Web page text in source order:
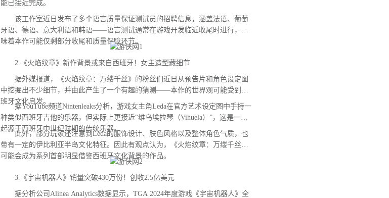
能已接近完成。
该工作室近日发布了多个语言质量保证测试员的招聘信息，涵盖法语、葡萄
牙语、德语、意大利语和韩语——语言测试通常在游戏开发临近收尾时进行，意
味着本作可能仅剩部分收尾和质量保障环节。
2.《火焰纹章》新作背景或来自西班牙！女主造型藏细节
据外媒报道，《火焰纹章：万缕千丝》的粉丝们近日从预告片和角色设定图
中挖掘出不少细节，并由此产生了一个有趣的猜测——本作的世界观可能受到西
班牙文化启发。
据YouTube频道Nintenleaks分析，游戏女主角Leda在官方艺术设定图中手持一
种类似西班牙吉他的乐器，但实际上更接近“维乌埃拉琴（Vihuela）”，这是一种
起源于西班牙中世纪时期的传统乐器。
此外，部分玩家还注意到Leda的服饰设计、肤色风格以及整体角色气质，也
带有一定的伊比利亚半岛文化特征。因此有观点认为，《火焰纹章：万缕千丝》
可能会成为系列首部明显借鉴西班牙文化背景的作品。
3.《宇宙机器人》销量突破430万份！创收2.5亿美元
据分析公司Alinea Analytics数据显示，TGA 2024年度游戏《宇宙机器人》全